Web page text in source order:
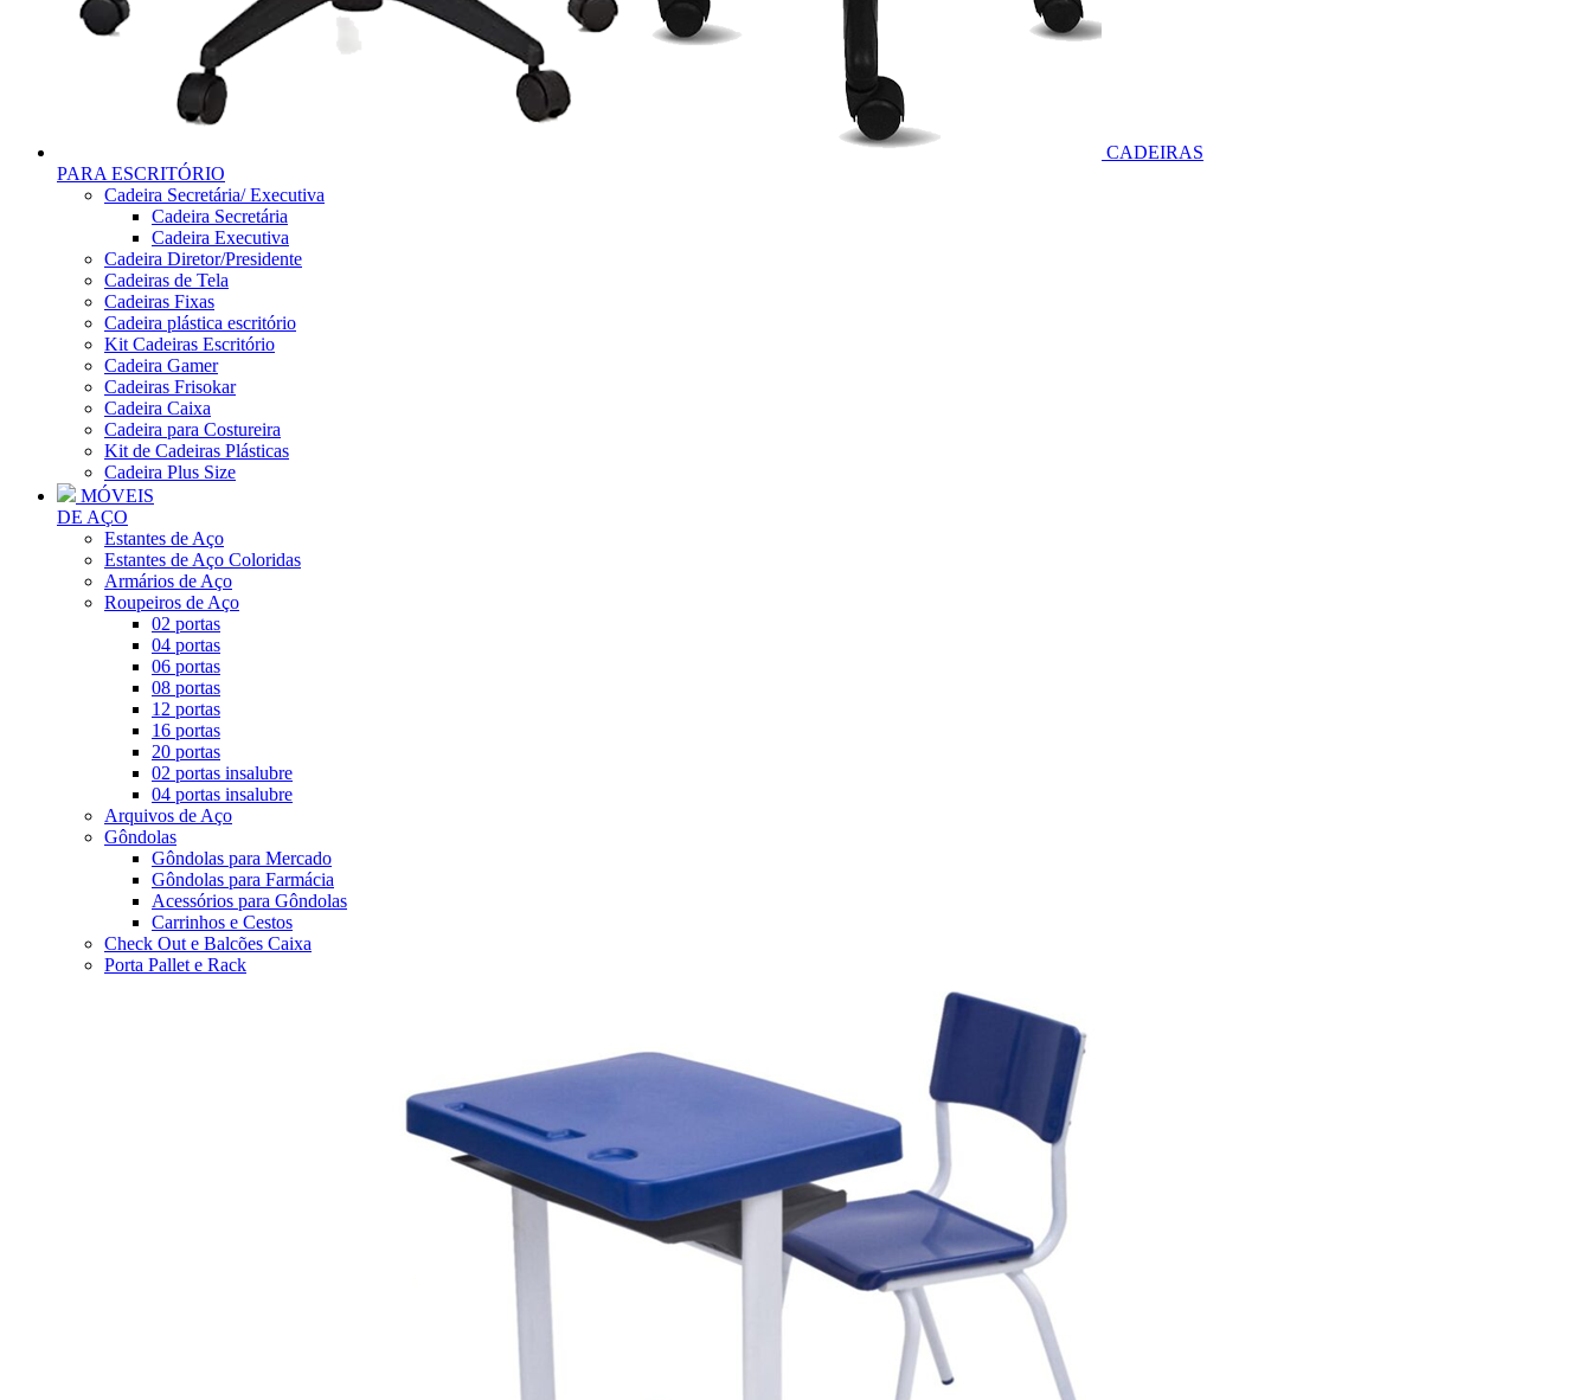
CADEIRAS
PARA ESCRITÓRIO
Cadeira Secretária/ Executiva
Cadeira Secretária
Cadeira Executiva
Cadeira Diretor/Presidente
Cadeiras de Tela
Cadeiras Fixas
Cadeira plástica escritório
Kit Cadeiras Escritório
Cadeira Gamer
Cadeiras Frisokar
Cadeira Caixa
Cadeira para Costureira
Kit de Cadeiras Plásticas
Cadeira Plus Size
MÓVEIS
DE AÇO
Estantes de Aço
Estantes de Aço Coloridas
Armários de Aço
Roupeiros de Aço
02 portas
04 portas
06 portas
08 portas
12 portas
16 portas
20 portas
02 portas insalubre
04 portas insalubre
Arquivos de Aço
Gôndolas
Gôndolas para Mercado
Gôndolas para Farmácia
Acessórios para Gôndolas
Carrinhos e Cestos
Check Out e Balcões Caixa
Porta Pallet e Rack